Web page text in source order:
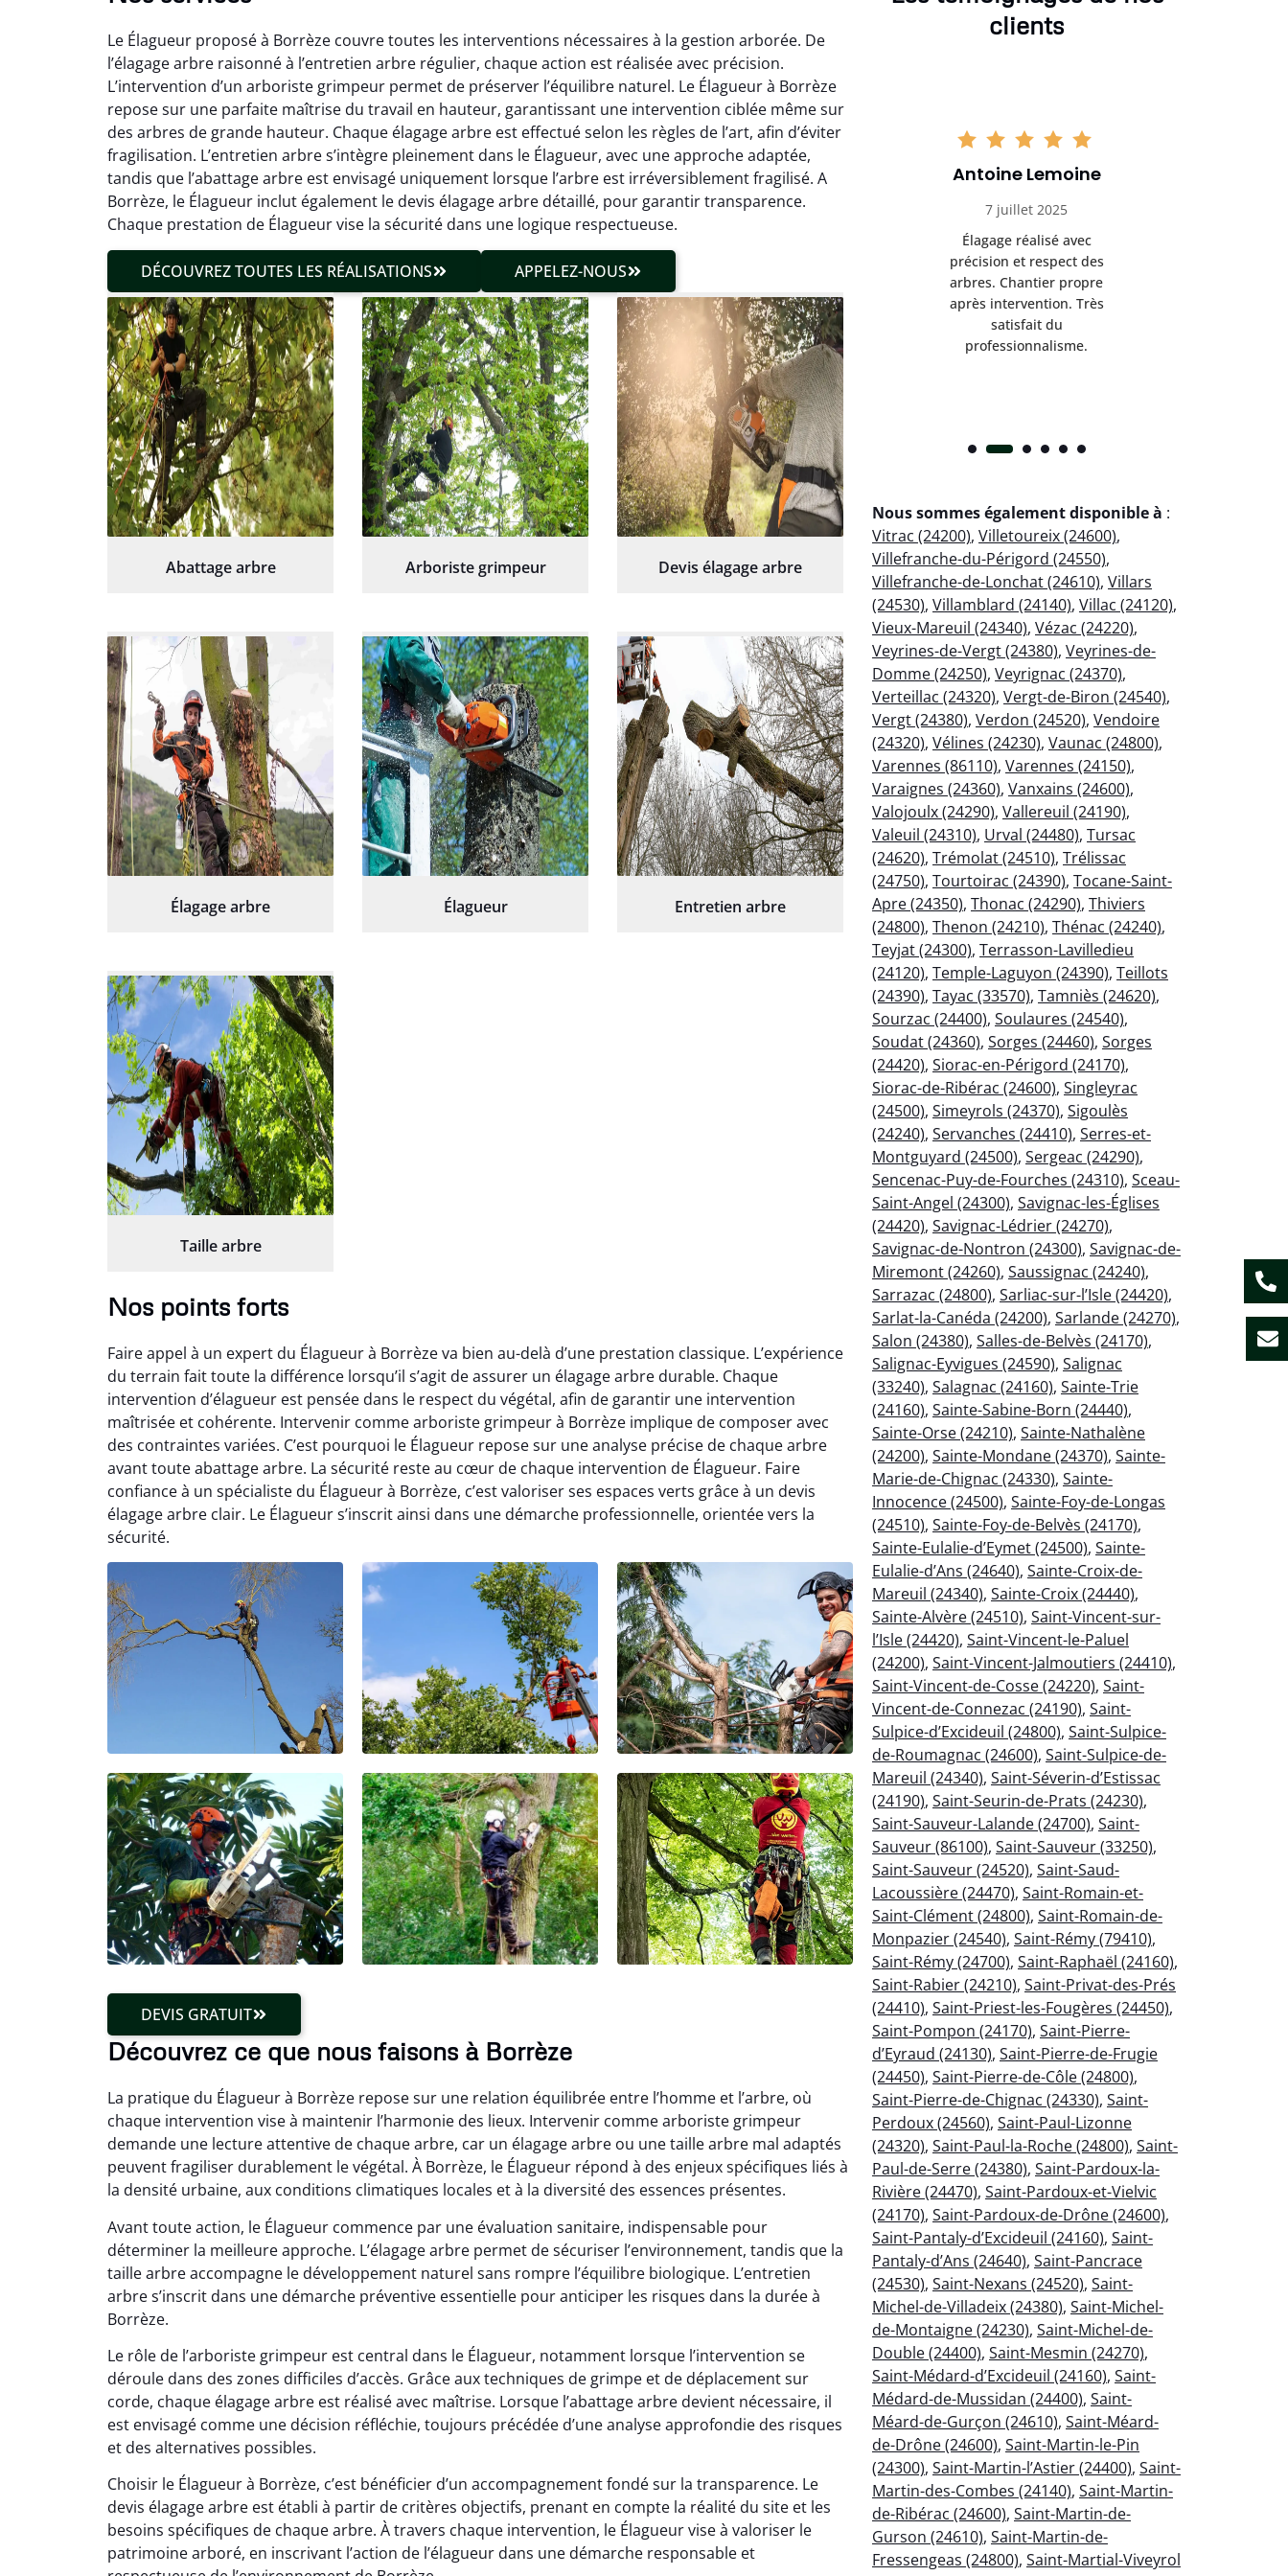
Le Élagueur proposé à Borrèze couvre toutes les interventions nécessaires à la gestion arborée. De
l’élagage arbre raisonné à l’entretien arbre régulier, chaque action est réalisée avec précision.
L’intervention d’un arboriste grimpeur permet de préserver l’équilibre naturel. Le Élagueur à Borrèze
repose sur une parfaite maîtrise du travail en hauteur, garantissant une intervention ciblée même sur
des arbres de grande hauteur. Chaque élagage arbre est effectué selon les règles de l’art, afin d’éviter
fragilisation. L’entretien arbre s’intègre pleinement dans le Élagueur, avec une approche adaptée,
tandis que l’abattage arbre est envisagé uniquement lorsque l’arbre est irréversible­ment fragilisé. A
Borrèze, le Élagueur inclut également le devis élagage arbre détaillé, pour garantir transparence.
Chaque prestation de Élagueur vise la sécurité dans une logique respectueuse.
DÉCOUVREZ TOUTES LES RÉALISATIONS APPELEZ-NOUS
Abattage arbre Arboriste grimpeur Devis élagage arbre
Élagage arbre Élagueur Entretien arbre
Taille arbre
Nos points forts
Faire appel à un expert du Élagueur à Borrèze va bien au-delà d’une prestation classique. L’expérience
du terrain fait toute la différence lorsqu’il s’agit de assurer un élagage arbre durable. Chaque
intervention d’élagueur est pensée dans le respect du végétal, afin de garantir une intervention
maîtrisée et cohérente. Intervenir comme arboriste grimpeur à Borrèze implique de composer avec
des contraintes variées. C’est pourquoi le Élagueur repose sur une analyse précise de chaque arbre
avant toute abattage arbre. La sécurité reste au cœur de chaque intervention de Élagueur. Faire
confiance à un spécialiste du Élagueur à Borrèze, c’est valoriser ses espaces verts grâce à un devis
élagage arbre clair. Le Élagueur s’inscrit ainsi dans une démarche professionnelle, orientée vers la
sécurité.
DEVIS GRATUIT
Découvrez ce que nous faisons à Borrèze
La pratique du Élagueur à Borrèze repose sur une relation équilibrée entre l’homme et l’arbre, où
chaque intervention vise à maintenir l’harmonie des lieux. Intervenir comme arboriste grimpeur
demande une lecture attentive de chaque arbre, car un élagage arbre ou une taille arbre mal adaptés
peuvent fragiliser durablement le végétal. À Borrèze, le Élagueur répond à des enjeux spécifiques liés à
la densité urbaine, aux conditions climatiques locales et à la diversité des essences présentes.
Avant toute action, le Élagueur commence par une évaluation sanitaire, indispensable pour
déterminer la meilleure approche. L’élagage arbre permet de sécuriser l’environnement, tandis que la
taille arbre accompagne le développement naturel sans rompre l’équilibre biologique. L’entretien
arbre s’inscrit dans une démarche préventive essentielle pour anticiper les risques dans la durée à
Borrèze.
Le rôle de l’arboriste grimpeur est central dans le Élagueur, notamment lorsque l’intervention se
déroule dans des zones difficiles d’accès. Grâce aux techniques de grimpe et de déplacement sur
corde, chaque élagage arbre est réalisé avec maîtrise. Lorsque l’abattage arbre devient nécessaire, il
est envisagé comme une décision réfléchie, toujours précédée d’une analyse approfondie des risques
et des alternatives possibles.
Choisir le Élagueur à Borrèze, c’est bénéficier d’un accompagnement fondé sur la transparence. Le
devis élagage arbre est établi à partir de critères objectifs, prenant en compte la réalité du site et les
besoins spécifiques de chaque arbre. À travers chaque intervention, le Élagueur vise à valoriser le
patrimoine arboré, en inscrivant l’action de l’élagueur dans une démarche responsable et
clients
Mathieu Roussel
19 décembre 2025
précise malgré des
conditions compliquées. Le
résultat est exactement
conforme à mes attentes.
Julien Caradec
18 juin 2025
propre et parfaitement
maîtrisée. Résultat
impeccable.
Antoine Lemoine
7 juillet 2025
Élagage réalisé avec
précision et respect des
arbres. Chantier propre
après intervention. Très
satisfait du
professionnalisme.
Nous sommes également disponible à :
Vitrac (24200), Villetoureix (24600),
Villefranche-du-Périgord (24550),
Villefranche-de-Lonchat (24610), Villars
(24530), Villamblard (24140), Villac (24120),
Vieux-Mareuil (24340), Vézac (24220),
Veyrines-de-Vergt (24380), Veyrines-de-
Domme (24250), Veyrignac (24370),
Verteillac (24320), Vergt-de-Biron (24540),
Vergt (24380), Verdon (24520), Vendoire
(24320), Vélines (24230), Vaunac (24800),
Varennes (86110), Varennes (24150),
Varaignes (24360), Vanxains (24600),
Valojoulx (24290), Vallereuil (24190),
Valeuil (24310), Urval (24480), Tursac
(24620), Trémolat (24510), Trélissac
(24750), Tourtoirac (24390), Tocane-Saint-
Apre (24350), Thonac (24290), Thiviers
(24800), Thenon (24210), Thénac (24240),
Teyjat (24300), Terrasson-Lavilledieu
(24120), Temple-Laguyon (24390), Teillots
(24390), Tayac (33570), Tamniès (24620),
Sourzac (24400), Soulaures (24540),
Soudat (24360), Sorges (24460), Sorges
(24420), Siorac-en-Périgord (24170),
Siorac-de-Ribérac (24600), Singleyrac
(24500), Simeyrols (24370), Sigoulès
(24240), Servanches (24410), Serres-et-
Montguyard (24500), Sergeac (24290),
Sencenac-Puy-de-Fourches (24310), Sceau-
Saint-Angel (24300), Savignac-les-Églises
(24420), Savignac-Lédrier (24270),
Savignac-de-Nontron (24300), Savignac-de-
Miremont (24260), Saussignac (24240),
Sarrazac (24800), Sarliac-sur-l’Isle (24420),
Sarlat-la-Canéda (24200), Sarlande (24270),
Salon (24380), Salles-de-Belvès (24170),
Salignac-Eyvigues (24590), Salignac
(33240), Salagnac (24160), Sainte-Trie
(24160), Sainte-Sabine-Born (24440),
Sainte-Orse (24210), Sainte-Nathalène
(24200), Sainte-Mondane (24370), Sainte-
Marie-de-Chignac (24330), Sainte-
Innocence (24500), Sainte-Foy-de-Longas
(24510), Sainte-Foy-de-Belvès (24170),
Sainte-Eulalie-d’Eymet (24500), Sainte-
Eulalie-d’Ans (24640), Sainte-Croix-de-
Mareuil (24340), Sainte-Croix (24440),
Sainte-Alvère (24510), Saint-Vincent-sur-
l’Isle (24420), Saint-Vincent-le-Paluel
(24200), Saint-Vincent-Jalmoutiers (24410),
Saint-Vincent-de-Cosse (24220), Saint-
Vincent-de-Connezac (24190), Saint-
Sulpice-d’Excideuil (24800), Saint-Sulpice-
de-Roumagnac (24600), Saint-Sulpice-de-
Mareuil (24340), Saint-Séverin-d’Estissac
(24190), Saint-Seurin-de-Prats (24230),
Saint-Sauveur-Lalande (24700), Saint-
Sauveur (86100), Saint-Sauveur (33250),
Saint-Sauveur (24520), Saint-Saud-
Lacoussière (24470), Saint-Romain-et-
Saint-Clément (24800), Saint-Romain-de-
Monpazier (24540), Saint-Rémy (79410),
Saint-Rémy (24700), Saint-Raphaël (24160),
Saint-Rabier (24210), Saint-Privat-des-Prés
(24410), Saint-Priest-les-Fougères (24450),
Saint-Pompon (24170), Saint-Pierre-
d’Eyraud (24130), Saint-Pierre-de-Frugie
(24450), Saint-Pierre-de-Côle (24800),
Saint-Pierre-de-Chignac (24330), Saint-
Perdoux (24560), Saint-Paul-Lizonne
(24320), Saint-Paul-la-Roche (24800), Saint-
Paul-de-Serre (24380), Saint-Pardoux-la-
Rivière (24470), Saint-Pardoux-et-Vielvic
(24170), Saint-Pardoux-de-Drône (24600),
Saint-Pantaly-d’Excideuil (24160), Saint-
Pantaly-d’Ans (24640), Saint-Pancrace
(24530), Saint-Nexans (24520), Saint-
Michel-de-Villadeix (24380), Saint-Michel-
de-Montaigne (24230), Saint-Michel-de-
Double (24400), Saint-Mesmin (24270),
Saint-Médard-d’Excideuil (24160), Saint-
Médard-de-Mussidan (24400), Saint-
Méard-de-Gurçon (24610), Saint-Méard-
de-Drône (24600), Saint-Martin-le-Pin
(24300), Saint-Martin-l’Astier (24400), Saint-
Martin-des-Combes (24140), Saint-Martin-
de-Ribérac (24600), Saint-Martin-de-
Gurson (24610), Saint-Martin-de-
Fressengeas (24800), Saint-Martial-Viveyrol